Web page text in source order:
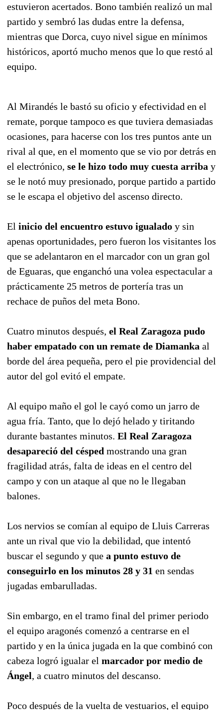
estuvieron acertados. Bono también realizó un mal
partido y sembró las dudas entre la defensa,
mientras que Dorca, cuyo nivel sigue en mínimos
históricos, aportó mucho menos que lo que restó al
equipo.
Al Mirandés le bastó su oficio y efectividad en el
remate, porque tampoco es que tuviera demasiadas
ocasiones, para hacerse con los tres puntos ante un
rival al que, en el momento que se vio por detrás en
el electrónico, se le hizo todo muy cuesta arriba y
se le notó muy presionado, porque partido a partido
se le escapa el objetivo del ascenso directo.
El inicio del encuentro estuvo igualado y sin
apenas oportunidades, pero fueron los visitantes los
que se adelantaron en el marcador con un gran gol
de Eguaras, que enganchó una volea espectacular a
prácticamente 25 metros de portería tras un
rechace de puños del meta Bono.
Cuatro minutos después, el Real Zaragoza pudo
haber empatado con un remate de Diamanka al
borde del área pequeña, pero el pie providencial del
autor del gol evitó el empate.
Al equipo maño el gol le cayó como un jarro de
agua fría. Tanto, que lo dejó helado y tiritando
durante bastantes minutos. El Real Zaragoza
desapareció del césped mostrando una gran
fragilidad atrás, falta de ideas en el centro del
campo y con un ataque al que no le llegaban
balones.
Los nervios se comían al equipo de Lluis Carreras
ante un rival que vio la debilidad, que intentó
buscar el segundo y que a punto estuvo de
conseguirlo en los minutos 28 y 31 en sendas
jugadas embarulladas.
Sin embargo, en el tramo final del primer periodo
el equipo aragonés comenzó a centrarse en el
partido y en la única jugada en la que combinó con
cabeza logró igualar el marcador por medio de
Ángel, a cuatro minutos del descanso.
Poco después de la vuelta de vestuarios, el equipo